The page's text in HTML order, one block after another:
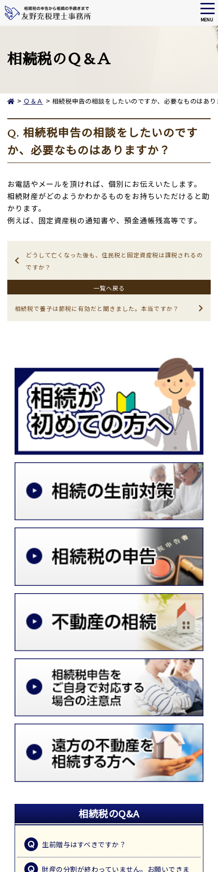
main
content
MENU
相続税のＱ＆Ａ
> Ｑ＆Ａ > 相続税申告の相談をしたいのですか、必要なものはあ
Q. 相続税申告の相談をしたいのです
か、必要なものはありますか？
お電話やメールを頂ければ、個別にお伝えいたします。
相続財産がどのようかわかるものをお持ちいただけると助
かります。
例えば、固定資産税の通知書や、預金通帳残高等です。
どうして亡くなった後も、住民税と固定資産税は課税されるの
ですか？
一覧へ戻る
相続税で養子は節税に有効だと聞きました。本当ですか？
相続税のQ&A
生前贈与はすべきですか？
財産の分割が終わっていません。お願いできま